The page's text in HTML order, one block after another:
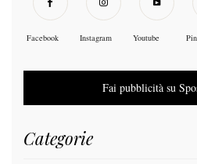
Facebook Instagram Youtube
Fai pubblicità su
Categorie